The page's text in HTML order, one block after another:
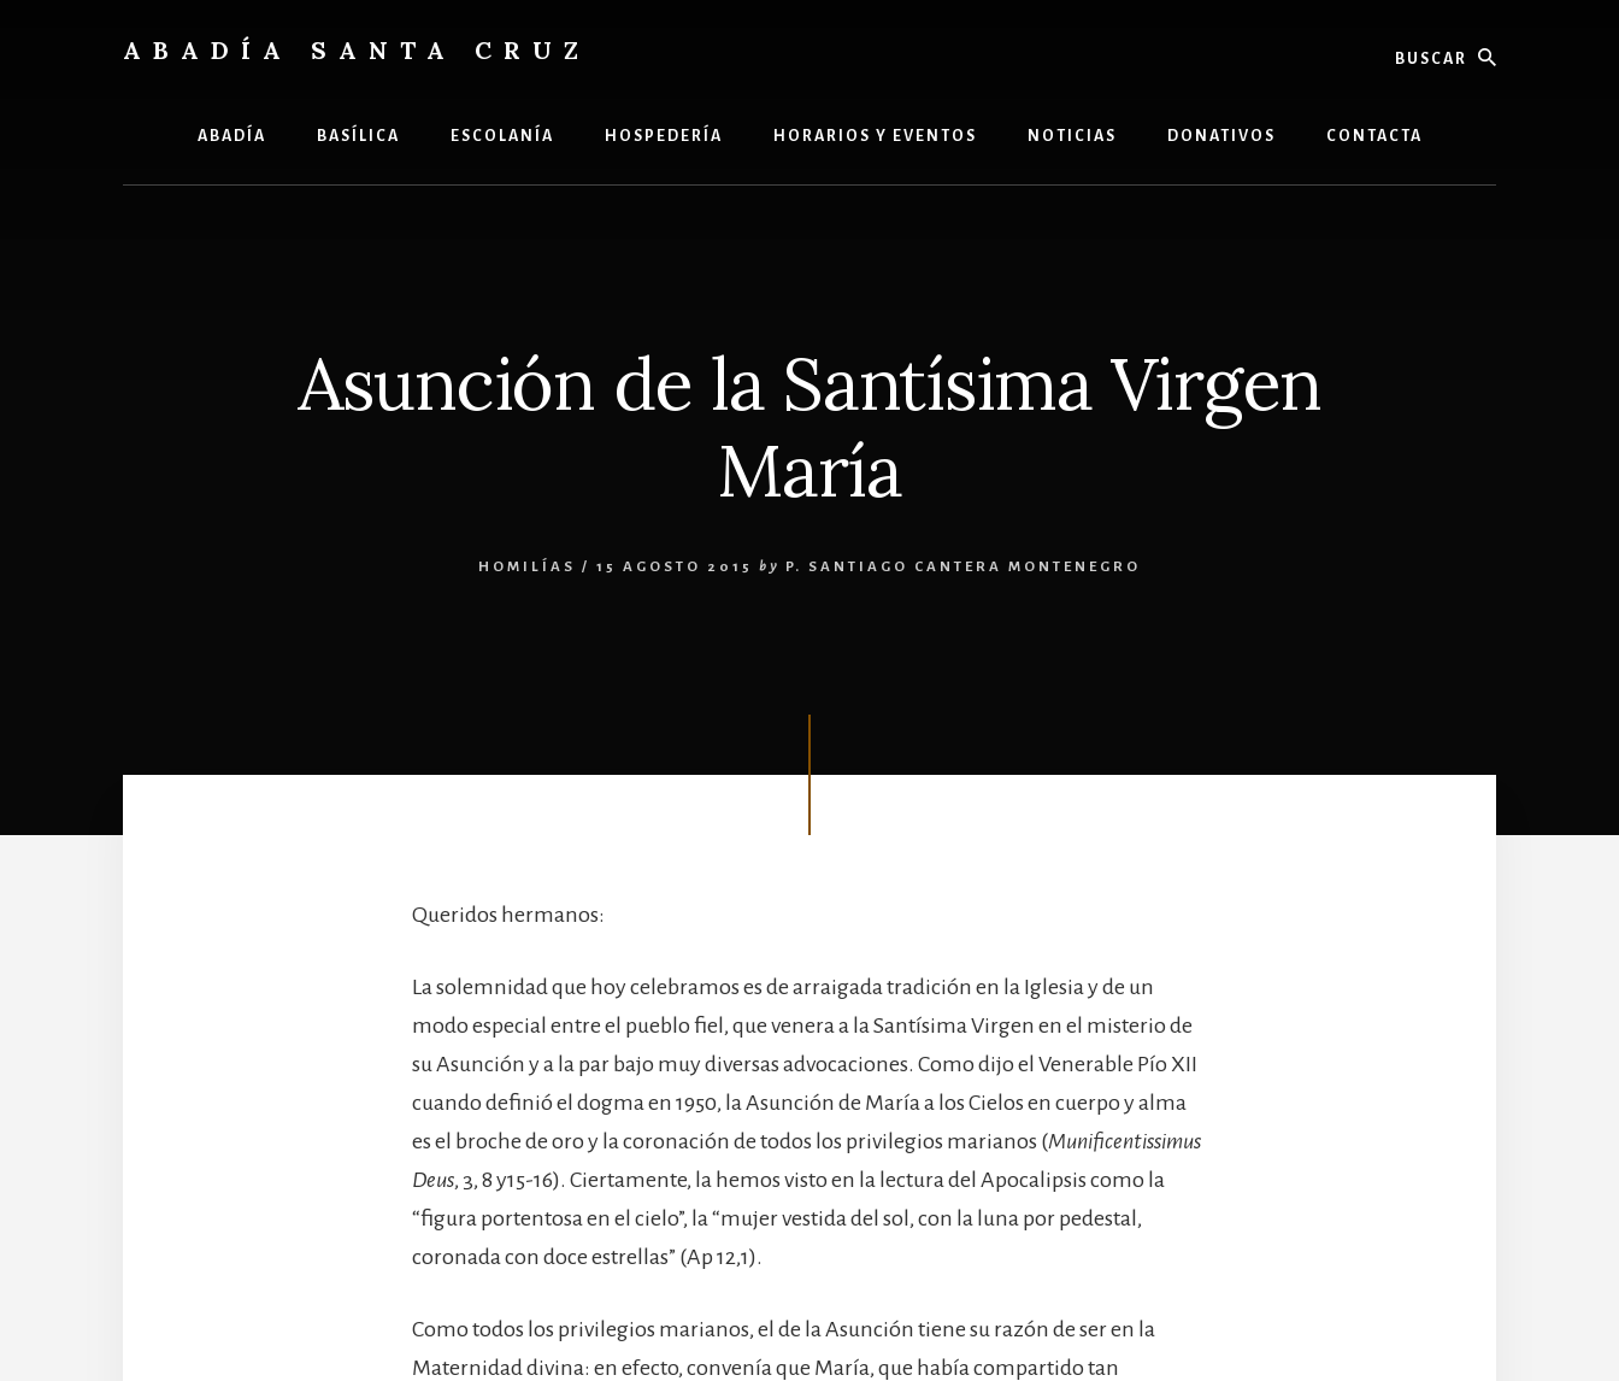
ABADÍA SANTA CRUZ
ABADÍA BASÍLICA ESCOLANÍA HOSPEDERÍA HORARIOS Y EVENTOS NOTICIAS DONATIVOS CONTACTA
Asunción de la Santísima Virgen
María
HOMILÍAS / 15 AGOSTO 2015 by P. SANTIAGO CANTERA MONTENEGRO
Queridos hermanos:
La solemnidad que hoy celebramos es de arraigada tradición en la Iglesia y de un
modo especial entre el pueblo fiel, que venera a la Santísima Virgen en el misterio de
su Asunción y a la par bajo muy diversas advocaciones. Como dijo el Venerable Pío XII
cuando definió el dogma en 1950, la Asunción de María a los Cielos en cuerpo y alma
es el broche de oro y la coronación de todos los privilegios marianos (Munificentissimus
Deus, 3, 8 y15-16). Ciertamente, la hemos visto en la lectura del Apocalipsis como la
“figura portentosa en el cielo”, la “mujer vestida del sol, con la luna por pedestal,
coronada con doce estrellas” (Ap 12,1).
Como todos los privilegios marianos, el de la Asunción tiene su razón de ser en la
Maternidad divina: en efecto, convenía que María, que había compartido tan